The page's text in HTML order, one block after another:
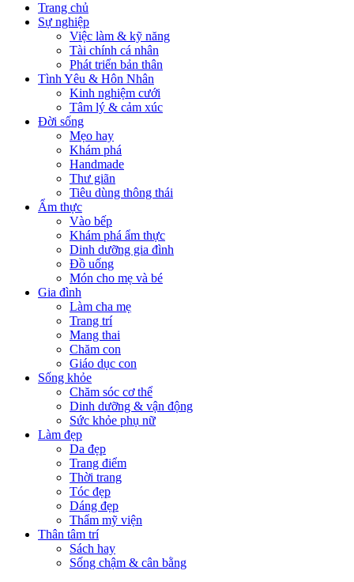
Trang chủ
Sự nghiệp
Việc làm & kỹ năng
Tài chính cá nhân
Phát triển bản thân
Tình Yêu & Hôn Nhân
Kinh nghiệm cưới
Tâm lý & cảm xúc
Đời sống
Mẹo hay
Khám phá
Handmade
Thư giãn
Tiêu dùng thông thái
Ẩm thực
Vào bếp
Khám phá ẩm thực
Dinh dưỡng gia đình
Đồ uống
Món cho mẹ và bé
Gia đình
Làm cha mẹ
Trang trí
Mang thai
Chăm con
Giáo dục con
Sống khỏe
Chăm sóc cơ thể
Dinh dưỡng & vận động
Sức khỏe phụ nữ
Làm đẹp
Da đẹp
Trang điểm
Thời trang
Tóc đẹp
Dáng đẹp
Thẩm mỹ viện
Thân tâm trí
Sách hay
Sống chậm & cân bằng